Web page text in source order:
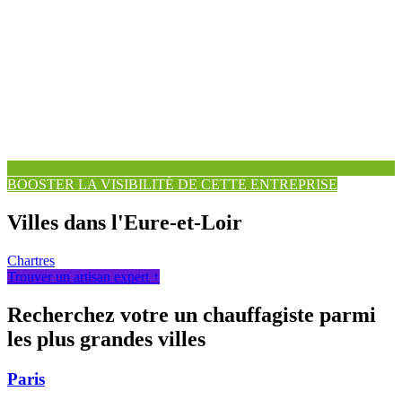
BOOSTER LA VISIBILITÉ DE CETTE ENTREPRISE
Villes dans l'Eure-et-Loir
Chartres
Trouver un artisan expert ↑
Recherchez votre un chauffagiste parmi
les plus grandes villes
Paris